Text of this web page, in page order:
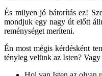
És milyen jó bátorítás ez!
mondjuk egy nagy út előtt
reménységet meríteni.
Én most mégis kérdésként
tényleg velünk az Isten?